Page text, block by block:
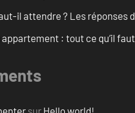
il attendre ? Les réponses
: tout ce qu’il